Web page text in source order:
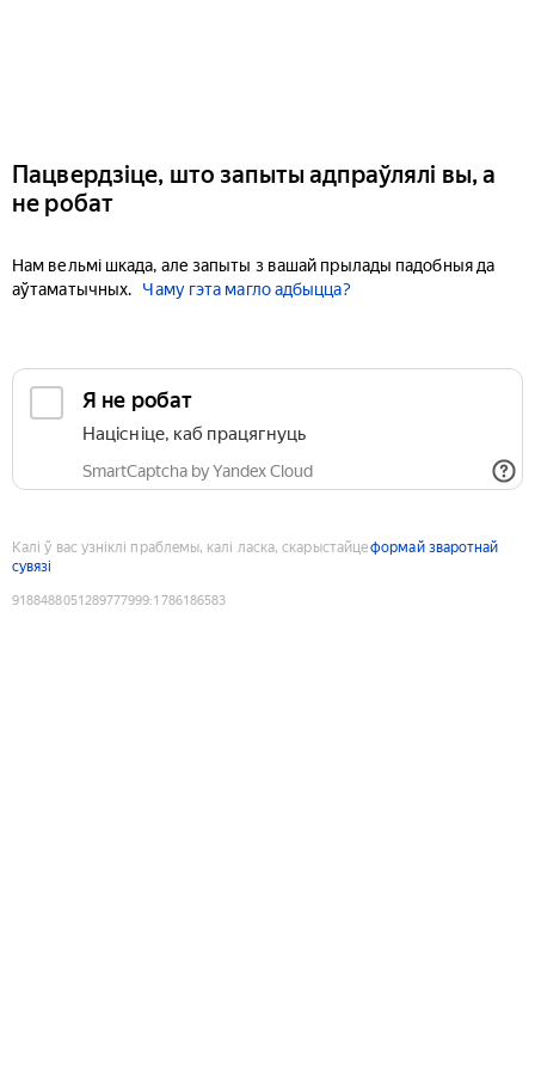
Пацвердзіце, што запыты адпраўлялі вы, а
не робат
Нам вельмі шкада, але запыты з вашай прылады падобныя да
аўтаматычных.
Чаму гэта магло адбыцца?
Я не робат
Націсніце, каб працягнуць
SmartCaptcha by Yandex Cloud
Калі ў вас узніклі праблемы, калі ласка, скарыстайцеформай зваротнай
сувязі
9188488051289777999:1786186583